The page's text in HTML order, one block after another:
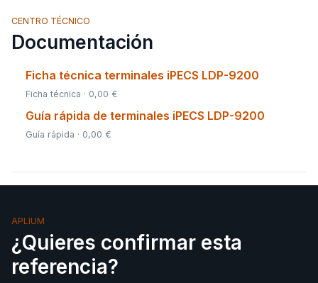
CENTRO TÉCNICO
Documentación
Ficha técnica terminales iPECS LDP-9200
Ficha técnica · 0,00 €
Guía rápida de terminales iPECS LDP-9200
Guía rápida · 0,00 €
APLIUM
¿Quieres confirmar esta
referencia?